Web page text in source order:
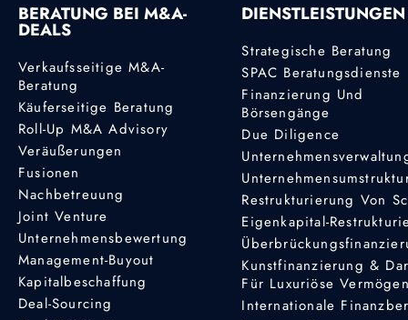
BERATUNG BEI M&A-
DEALS
Verkaufsseitige M&A-
Beratung
Käuferseitige Beratung
Roll-Up M&A Advisory
Veräußerungen
Fusionen
Nachbetreuung
Joint Venture
Unternehmensbewertung
Management-Buyout
Kapitalbeschaffung
Deal-Sourcing
DIENSTLEISTUNGEN
Strategische Beratung
SPAC Beratungsdienste
Finanzierung Und
Börsengänge
Due Diligence
Restrukturierung Von
Eigenkapital-
Kunstfinanzierung &
Für Luxuriöse
Internationale